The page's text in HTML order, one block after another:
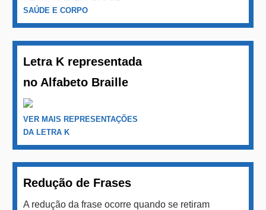
SAÚDE E CORPO
Letra K representada
no Alfabeto Braille
VER MAIS REPRESENTAÇÕES
DA LETRA K
Redução de Frases
A redução da frase ocorre quando se retiram